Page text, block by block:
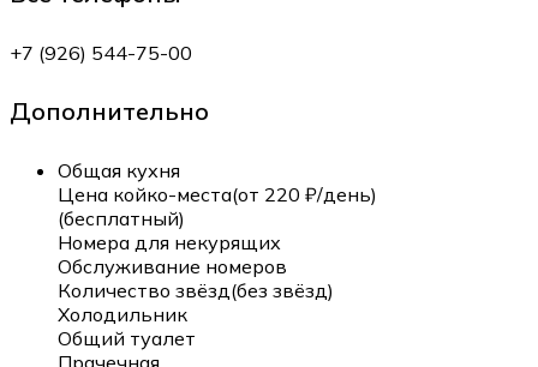
+7 (926) 544-75-00
Дополнительно
Общая кухня
Цена койко-места(от 220 ₽/день)
(бесплатный)
Номера для некурящих
Обслуживание номеров
Количество звёзд(без звёзд)
Холодильник
Общий туалет
Прачечная